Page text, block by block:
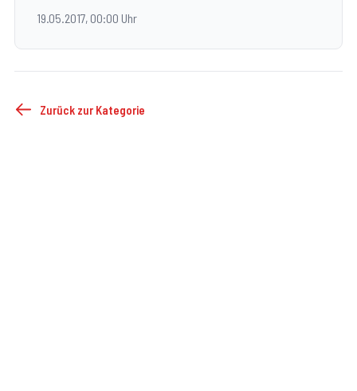
19.05.2017, 00:00 Uhr
Zurück zur Kategorie